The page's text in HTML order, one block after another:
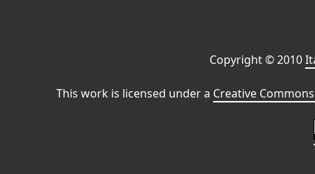
Copyright © 2010
This work is licensed under a Creative